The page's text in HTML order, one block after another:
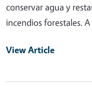
conservar agua y
incendios forestales.
View Article